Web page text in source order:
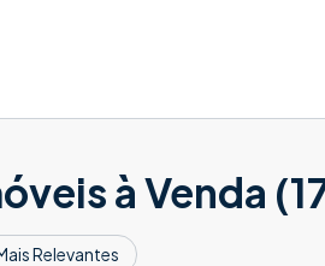
à Venda
Relevantes